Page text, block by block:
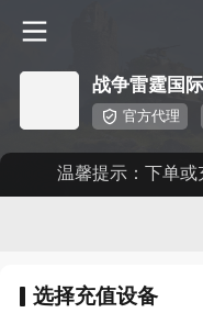
战争雷霆国
官方代理
温馨提示：下单
选择充值设备